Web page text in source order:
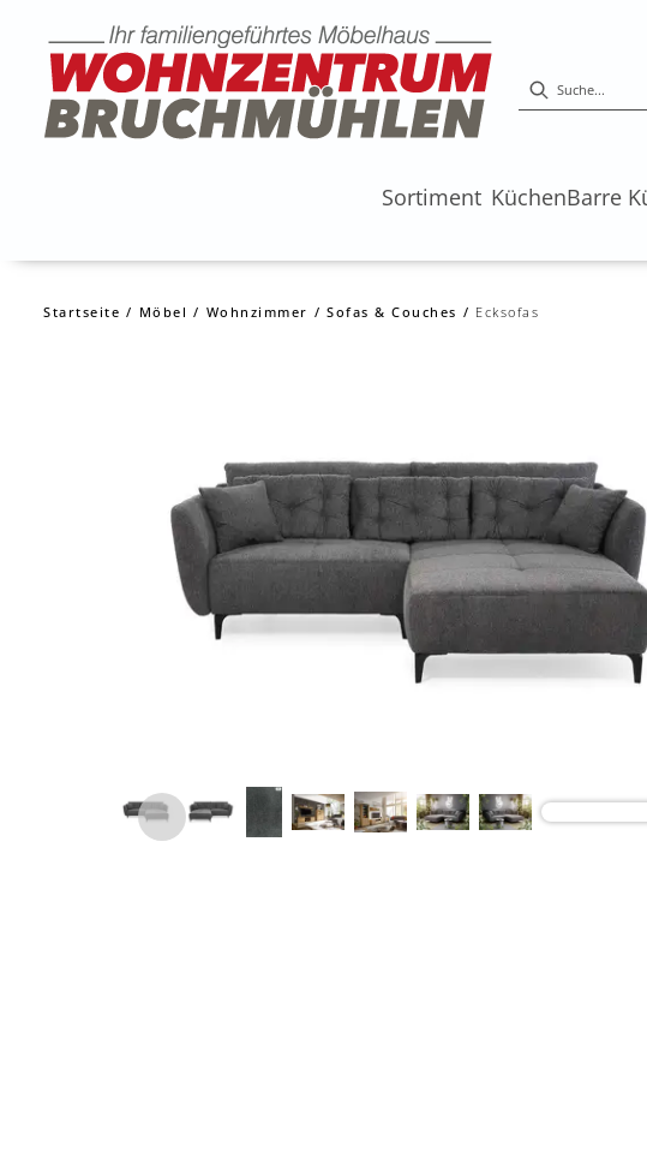
Sortiment KüchenBarre
Startseite Möbel Wohnzimmer Sofas & Couches Ecksofas